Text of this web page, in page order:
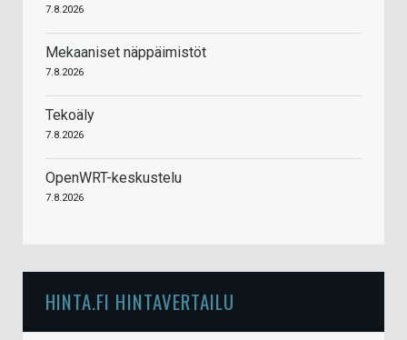
7.8.2026
Mekaaniset näppäimistöt
7.8.2026
Tekoäly
7.8.2026
OpenWRT-keskustelu
7.8.2026
HINTA.FI HINTAVERTAILU